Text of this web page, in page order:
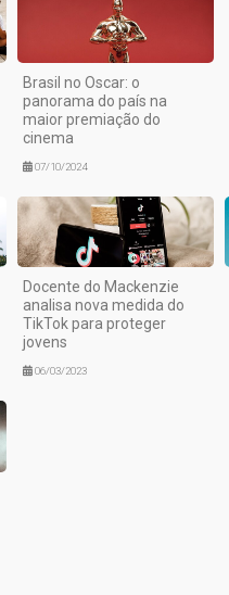
Brasil no Oscar: o
panorama do país na
maior premiação do
cinema
07/10/2024
Docente do Mackenzie
analisa nova medida do
TikTok para proteger
jovens
06/03/2023